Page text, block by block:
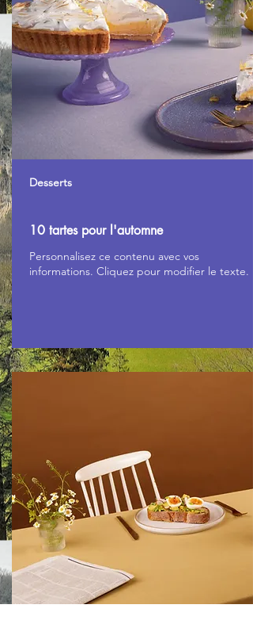
Desserts
10 tartes pour l'automne
Personnalisez ce contenu avec vos
informations. Cliquez pour modifier le texte.